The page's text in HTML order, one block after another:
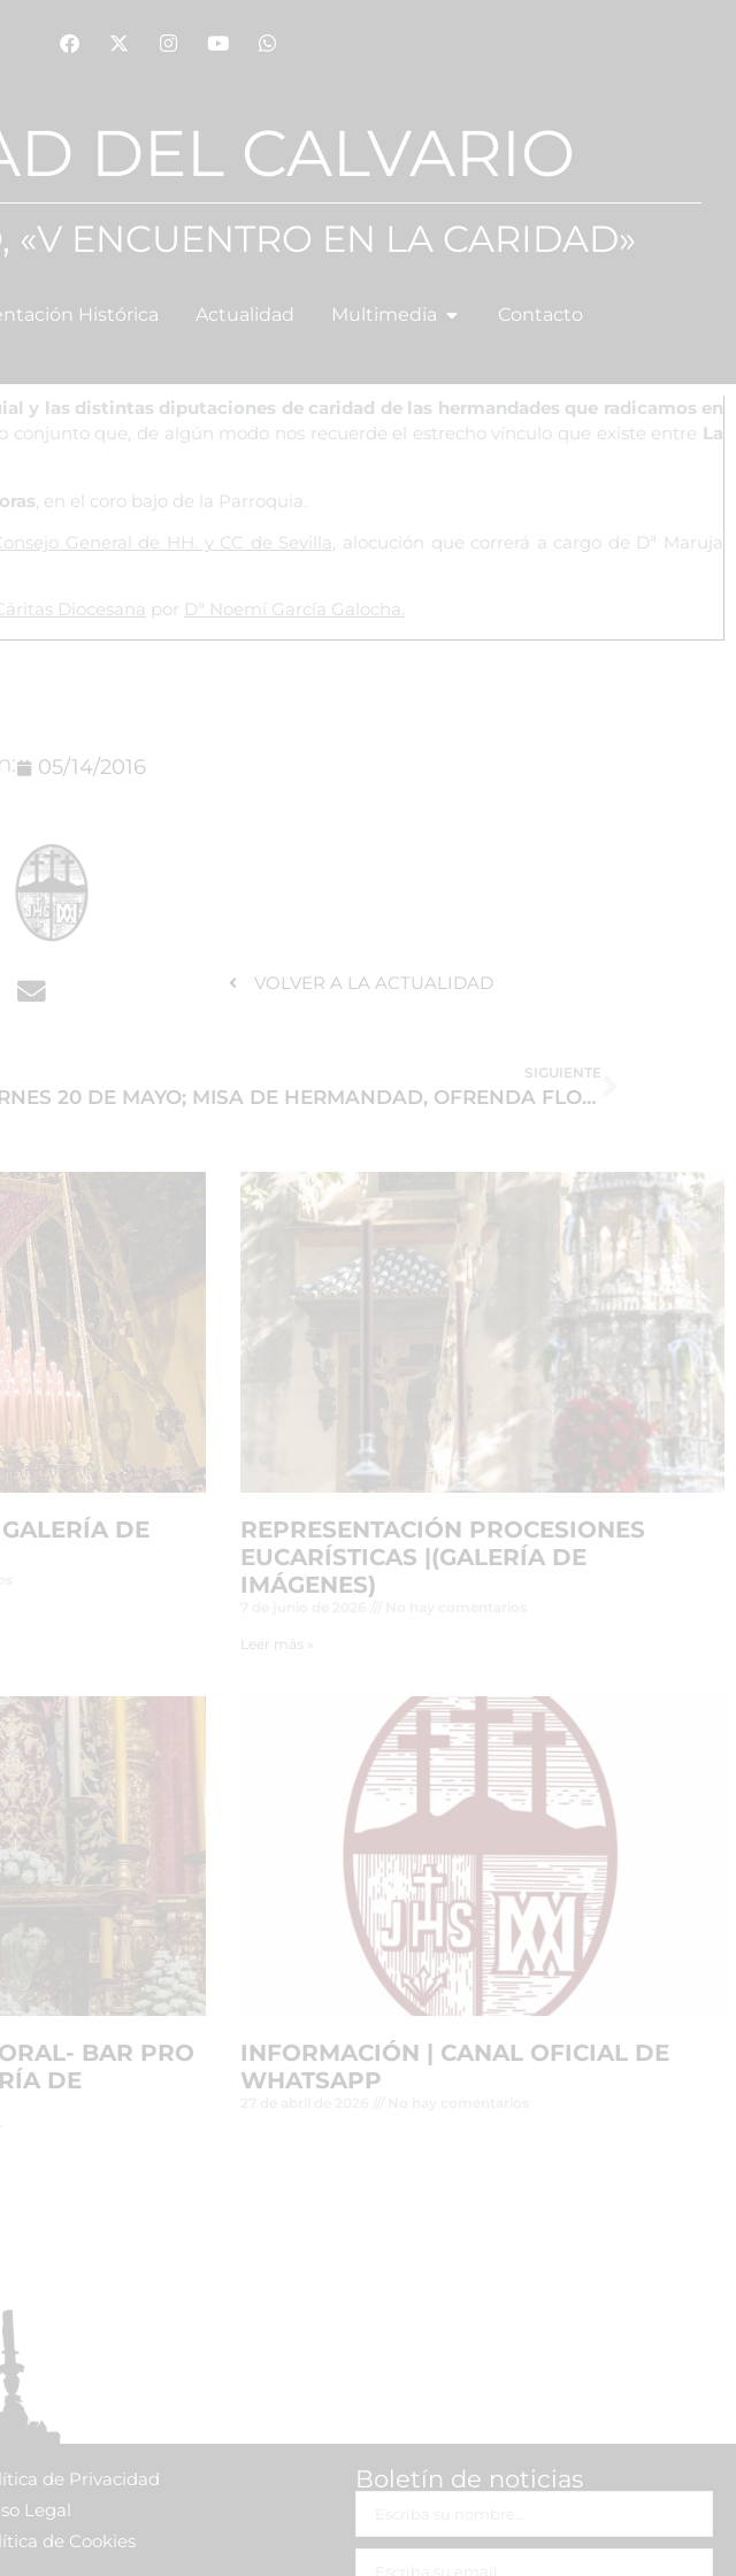
DEL CALVARIO
«V ENCUENTRO EN LA CARIDAD»
Histórica Actualidad Multimedia Contacto
y las distintas diputaciones de caridad de las hermandades que radicamos en
conjunto que, de algún modo nos recuerde el estrecho vínculo que existe entre La
, en el coro bajo de la Parroquia.
General de HH. y CC de Sevilla, alocución que correrá a cargo de Dª Maruja
Diocesana por Dª Noemí García Galocha.
05/14/2016
VOLVER A LA ACTUALIDAD
SIGUIENTE
VIERNES 20 DE MAYO; MISA DE HERMANDAD, OFRENDA FLORAL A NTRA. SEÑORA Y CONVIVENCIA
DE
REPRESENTACIÓN PROCESIONES
EUCARÍSTICAS |(GALERÍA DE
IMÁGENES)
Leer más »
BAR PRO
DE
INFORMACIÓN | CANAL OFICIAL DE
WHATSAPP
de Privacidad
Legal
de Cookies
Boletín de noticias